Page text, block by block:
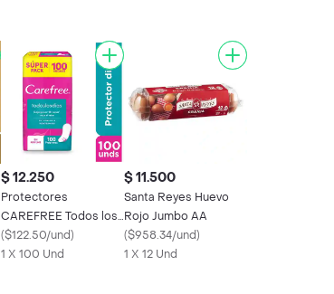
$ 12.250
Protectores
CAREFREE Todos los
dias PACK
ECONÓMICO x 100
($122.50/und)
1 X 100 Und
$ 11.500
Santa Reyes Huevo
Rojo Jumbo AA
($958.34/und)
1 X 12 Und